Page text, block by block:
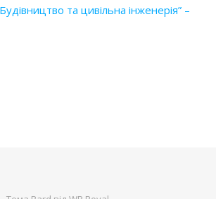
та цивільна інженерія” –